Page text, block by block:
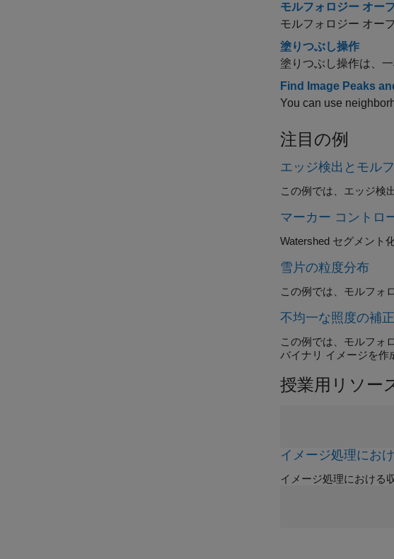
モルフォロジー オー
モルフォロジー オー
塗りつぶし操作
塗りつぶし操作は、
Find Image Peaks
You can use
注目の例
エッジ検出とモル
この例では、エッジ検
マーカー コントロ
Watershed セグメント
雪片の粒度分布
この例では、モルフォ
不均一な照度の補
この例では、モルフォ
バイナリ イメージを作
授業用リソー
イメージ処理にお
イメージ処理における